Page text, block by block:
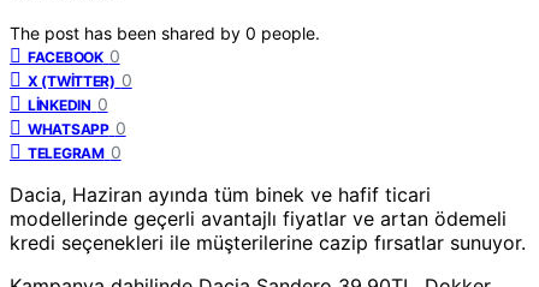
The post has been shared by 0 people.
FACEBOOK 0
X (TWITTER) 0
LINKEDIN 0
WHATSAPP 0
TELEGRAM 0
Dacia, Haziran ayında tüm binek ve hafif ticari
modellerinde geçerli avantajlı fiyatlar ve artan ödemeli
kredi seçenekleri ile müşterilerine cazip fırsatlar sunuyor.